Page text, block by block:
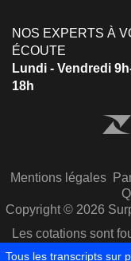
NOS EXPERTS À
ÉCOUTE
Lundi - Vendredi
18h
Mentions légales
Copyright © 2026
Les cotations sont
Tous les transcripts sur